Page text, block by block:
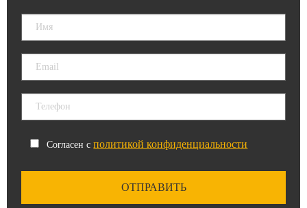
Согласен сполитикой конфиденциальности